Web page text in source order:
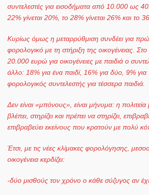
συντελεστές για εισοδήματα από 10.000 ως
22% γίνεται 20%, το 28% γίνεται 26% και το
Κυρίως όμως η μεταρρύθμιση συνδέει για
φορολογικό με τη στήριξη της οικογένειας.
20.000 ευρώ για οικογένειες με παιδιά ο
άλλο: 18% για ένα παιδί, 16% για δύο, 9% για
φορολογικός συντελεστής για τέσσερα παιδιά.
Δεν είναι «μπόνους», είναι μήνυμα: η πολιτεία
βλέπει, στηρίζει και πρέπει να στηρίζει,
επιβραβεύει εκείνους που κρατούν με πολύ
Έτσι, με τις νέες κλίμακες φορολόγησης,
οικογένεια κερδίζει:
-δύο μισθούς τον χρόνο ο κάθε σύζυγος αν